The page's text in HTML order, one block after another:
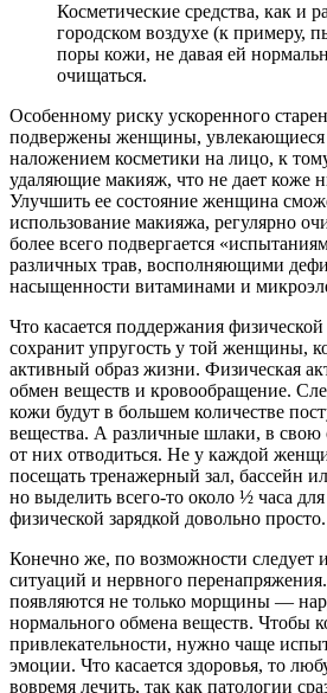
Косметические средства, как и
городском воздухе (к примеру,
поры кожи, не давая ей
очищаться.
Особенному риску ускоренного
подвержены женщины,
наложением косметики на лицо, к
удаляющие макияж, что не дает коже
Улучшить ее состояние женщина
использование макияжа, регулярно
более всего подвергается
различных трав, восполняющими
насыщенности витаминами и
Что касается поддержания
сохранит упругость у той женщины,
активный образ жизни. Физическая
обмен веществ и кровообращение.
кожи будут в большем количестве
вещества. А различные шлаки, в свою
от них отводиться. Не у каждой
посещать тренажерный зал, бассейн
но выделить всего-то около ½ часа
физической зарядкой довольно просто.
Конечно же, по возможности следует
ситуаций и нервного
появляются не только морщины —
нормального обмена веществ. Чтобы
привлекательности, нужно чаще
эмоции. Что касается здоровья, то
вовремя лечить, так как патологии